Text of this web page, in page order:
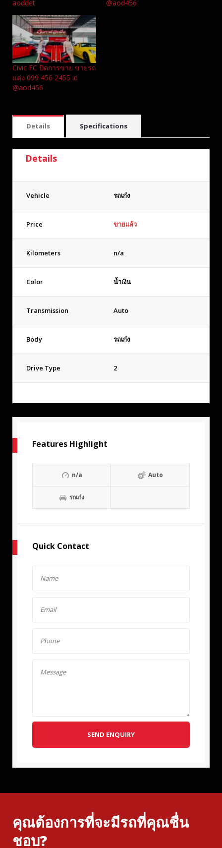
aoddet
@aod456
Civic FC ปิดการขาย ขายรถ
แต่ง 099 456 2455 id
@aod456
Details Specifications
Details
Vehicle รถเก๋ง
Price ขายแล้ว
Kilometers n/a
Color น้ำเงิน
Transmission Auto
Body รถเก๋ง
Drive Type 2
Features Highlight
n/a Auto
รถเก๋ง
Quick Contact
SEND ENQUIRY
คุณต้องการที่จะมีรถที่คุณชื่น
ชอบ?